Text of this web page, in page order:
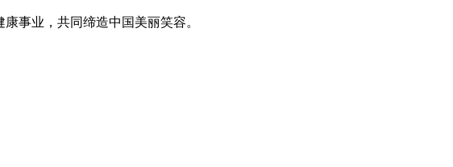
事业，共同缔造中国美丽笑容。